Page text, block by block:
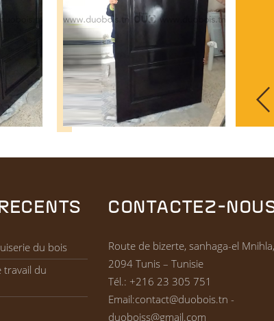
du bois
travail du
CONTACTEZ-
Route de bizerte, sanhaga-el Mnihla,
2094 Tunis – Tunisie
Tél.: +216 23 305 751
Email:contact@duobois.tn -
duoboiss@gmail.com